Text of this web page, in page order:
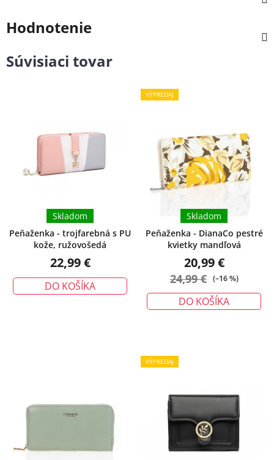
Hodnotenie
Súvisiaci tovar
Peňaženka - trojfarebná s PU
kože, ružovošedá
Skladom
22,99 €
DO KOŠÍKA
VÝPREDAJ
Peňaženka - DianaCo pestré
kvietky mandľová
Skladom
20,99 €
24,99 € (–16 %)
DO KOŠÍKA
VÝPREDAJ